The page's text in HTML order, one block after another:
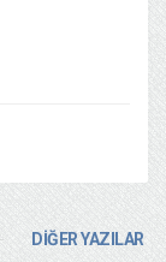
DİĞER YAZILAR